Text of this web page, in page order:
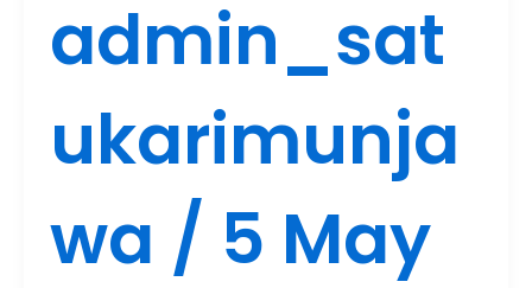
admin_sat
ukarimunja
wa / 5 May